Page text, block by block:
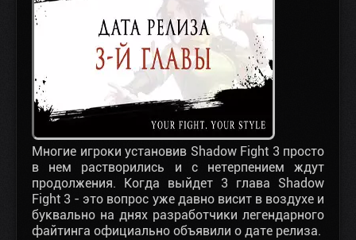
Многие игроки установив Shadow Fight 3 просто
в нем растворились и с нетерпением ждут
продолжения. Когда выйдет 3 глава Shadow
Fight 3 - это вопрос уже давно висит в воздухе и
буквально на днях разработчики легендарного
файтинга официально объявили о дате релиза.